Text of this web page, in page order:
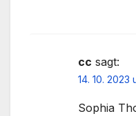
cc sagt:
14. 10. 2023
Sophia